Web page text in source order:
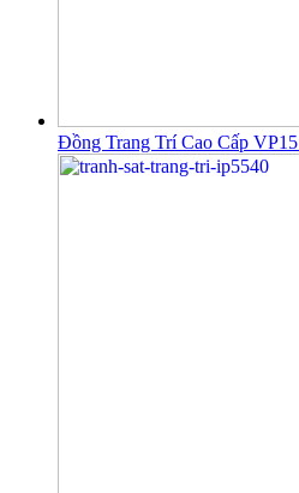
Đồng Trang Trí Cao Cấp VP15